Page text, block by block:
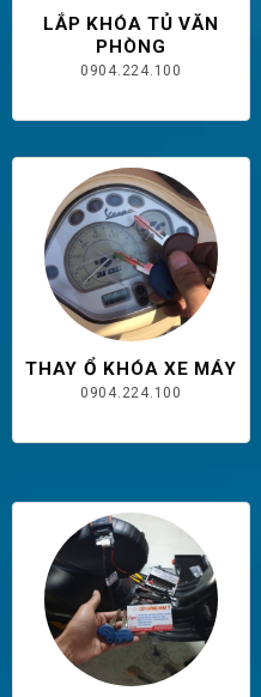
LẮP KHÓA TỦ VĂN
PHÒNG
0904.224.100
THAY Ổ KHÓA XE MÁY
0904.224.100